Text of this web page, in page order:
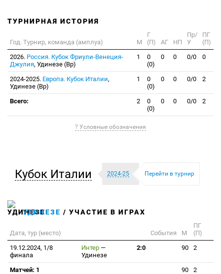
ТУРНИРНАЯ ИСТОРИЯ
Год. Турнир, команда (амплуа) М
Г
(П)
АГ НП
Пр/
У
ПГ
(П)
2026. Россия. Кубок Фриули-Венеция-
Джулия, Удинезе (Вр)
1
0
(0)
0 0 0/0 0
2024-2025. Европа. Кубок Италии,
Удинезе (Вр)
1
0
(0)
0 0 0/0 2
Всего: 2
0
(0)
0 0 0/0 2
? Условные обозначения
Кубок Италии 2024-25 Перейти в турнир
УДИНЕЗЕ / УЧАСТИЕ В ИГРАХ
Дата, тур (место) События М
ПГ
(П)
19.12.2024, 1/8
финала
Интер —
Удинезе
2:0 90 2
Матчей: 1 90 2